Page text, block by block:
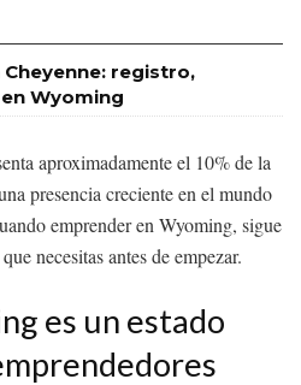
registro,
Wyoming
aproximadamente el 10% de la
presencia creciente en el mundo
emprender en Wyoming, sigue
necesitas antes de empezar.
es un estado